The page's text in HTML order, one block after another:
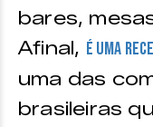
bares,
Afinal, é uma
uma das
brasileiras